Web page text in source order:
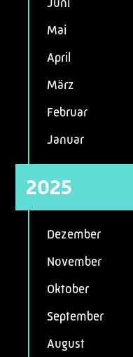
Juni
Mai
April
März
Februar
Januar
2025
Dezember
November
Oktober
September
August